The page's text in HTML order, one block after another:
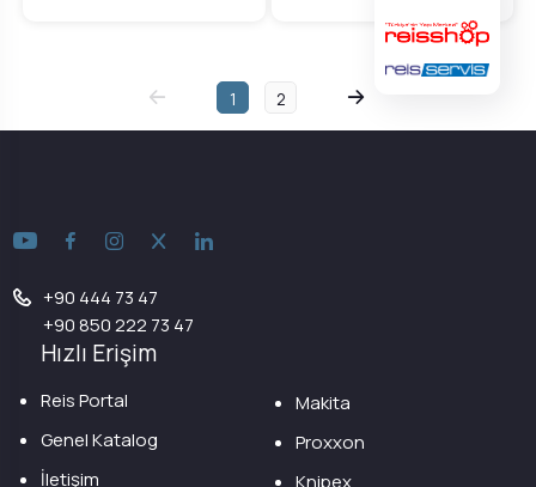
1 2
+90 444 73 47
+90 850 222 73 47
Hızlı Erişim
Reis Portal
Genel Katalog
İletişim
Makita
Proxxon
Knipex